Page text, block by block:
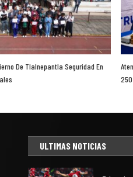
De Tlalnepantla Seguridad En
ULTIMAS NOTICIAS